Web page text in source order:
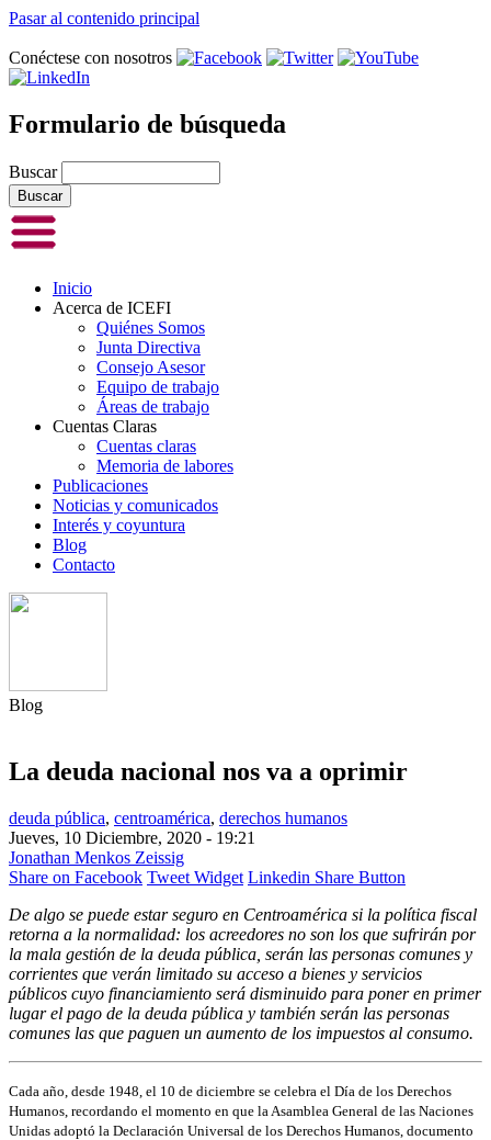
Pasar al contenido principal
Conéctese con nosotros
Formulario de búsqueda
Buscar
Inicio
Acerca de ICEFI
Quiénes Somos
Junta Directiva
Consejo Asesor
Equipo de trabajo
Áreas de trabajo
Cuentas Claras
Cuentas claras
Memoria de labores
Publicaciones
Noticias y comunicados
Interés y coyuntura
Blog
Contacto
Blog
La deuda nacional nos va a oprimir
deuda pública, centroamérica, derechos humanos
Jueves, 10 Diciembre, 2020 - 19:21
Jonathan Menkos Zeissig
Share on Facebook Tweet Widget Linkedin Share Button
De algo se puede estar seguro en Centroamérica si la política fiscal
retorna a la normalidad: los acreedores no son los que sufrirán por
la mala gestión de la deuda pública, serán las personas comunes y
corrientes que verán limitado su acceso a bienes y servicios
públicos cuyo financiamiento será disminuido para poner en primer
lugar el pago de la deuda pública y también serán las personas
comunes las que paguen un aumento de los impuestos al consumo.
Cada año, desde 1948, el 10 de diciembre se celebra el Día de los Derechos
Humanos, recordando el momento en que la Asamblea General de las Naciones
Unidas adoptó la Declaración Universal de los Derechos Humanos, documento